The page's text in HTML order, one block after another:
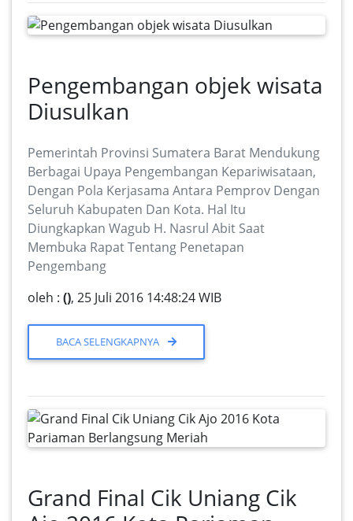
Pengembangan objek wisata
Diusulkan
Pemerintah Provinsi Sumatera Barat Mendukung
Berbagai Upaya Pengembangan Kepariwisataan,
Dengan Pola Kerjasama Antara Pemprov Dengan
Seluruh Kabupaten Dan Kota. Hal Itu
Diungkapkan Wagub H. Nasrul Abit Saat
Membuka Rapat Tentang Penetapan
Pengembang
oleh : (), 25 Juli 2016 14:48:24 WIB
BACA SELENGKAPNYA
Grand Final Cik Uniang Cik